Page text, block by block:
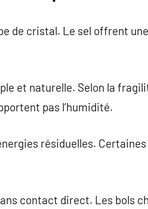
de cristal. Le sel offrent
et naturelle. Selon la
pas l’humidité.
résiduelles.
contact direct. Les bols